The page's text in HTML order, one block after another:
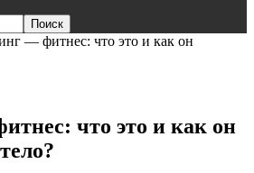
— фитнес: что это и как он
что это и как он